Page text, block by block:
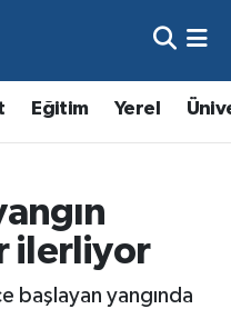
Eğitim Yerel
ilerliyor
başlayan yangında
Fikstür